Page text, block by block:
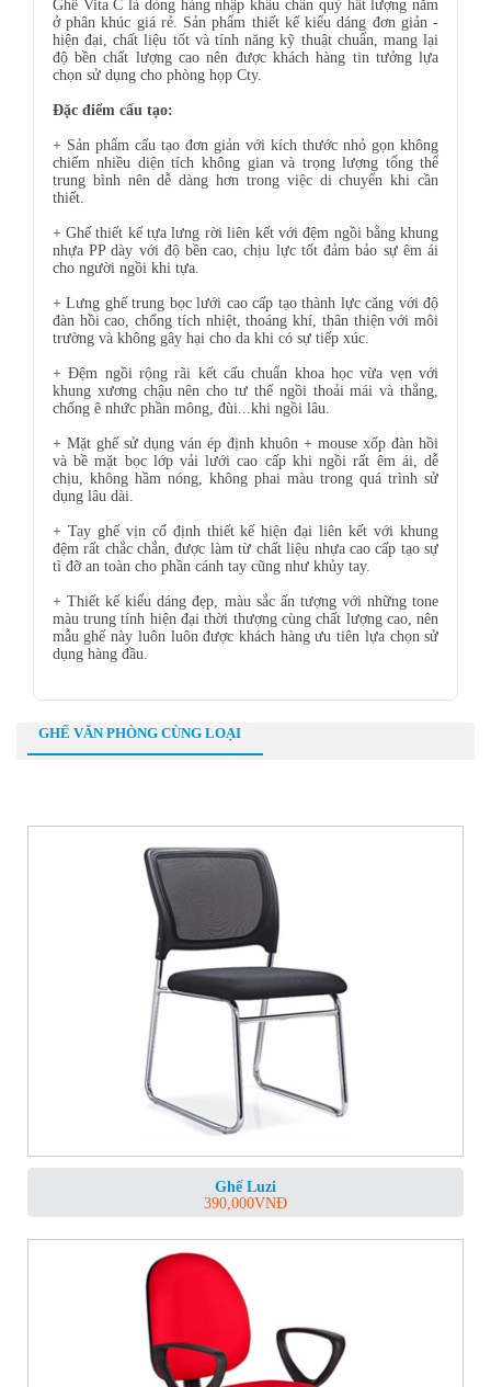
Ghế Vita C là dòng hàng nhập khẩu chân quỳ hất lượng nằm
ở phân khúc giá rẻ. Sản phẩm thiết kế kiểu dáng đơn giản -
hiện đại, chất liệu tốt và tính năng kỹ thuật chuẩn, mang lại
độ bền chất lượng cao nên được khách hàng tin tưởng lựa
chọn sử dụng cho phòng họp Cty.
Đặc điểm cấu tạo:
+ Sản phẩm cấu tạo đơn giản với kích thước nhỏ gọn không
chiếm nhiều diện tích không gian và trọng lượng tổng thể
trung bình nên dễ dàng hơn trong việc di chuyển khi cần
thiết.
+ Ghế thiết kế tựa lưng rời liên kết với đệm ngồi bằng khung
nhựa PP dày với độ bền cao, chịu lực tốt đảm bảo sự êm ái
cho người ngồi khi tựa.
+ Lưng ghế trung bọc lưới cao cấp tạo thành lực căng với độ
đàn hồi cao, chống tích nhiệt, thoáng khí, thân thiện với môi
trường và không gây hại cho da khi có sự tiếp xúc.
+ Đệm ngồi rộng rãi kết cấu chuẩn khoa học vừa vẹn với
khung xương chậu nên cho tư thế ngồi thoải mái và thẳng,
chống ê nhức phần mông, đùi...khi ngồi lâu.
+ Mặt ghế sử dụng ván ép định khuôn + mouse xốp đàn hồi
và bề mặt bọc lớp vải lưới cao cấp khi ngồi rất êm ái, dễ
chịu, không hầm nóng, không phai màu trong quá trình sử
dụng lâu dài.
+ Tay ghế vịn cố định thiết kế hiện đại liên kết với khung
đệm rất chắc chắn, được làm từ chất liệu nhựa cao cấp tạo sự
tì đỡ an toàn cho phần cánh tay cũng như khủy tay.
+ Thiết kế kiểu dáng đẹp, màu sắc ấn tượng với những tone
màu trung tính hiện đại thời thượng cùng chất lượng cao, nên
mẫu ghế này luôn luôn được khách hàng ưu tiên lựa chọn sử
dụng hàng đầu.
GHẾ VĂN PHÒNG CÙNG LOẠI
Ghế Luzi
390,000VNĐ